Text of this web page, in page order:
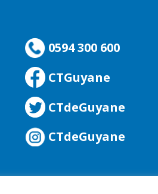
0594 300 600
CTGuyane
CTdeGuyane
CTdeGuyane